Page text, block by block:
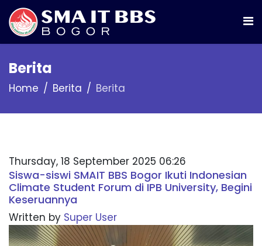
Berita
Home Berita Berita
Thursday, 18 September 2025 06:26
Siswa-siswi SMAIT BBS Bogor Ikuti Indonesian
Climate Student Forum di IPB University, Begini
Keseruannya
Written by Super User